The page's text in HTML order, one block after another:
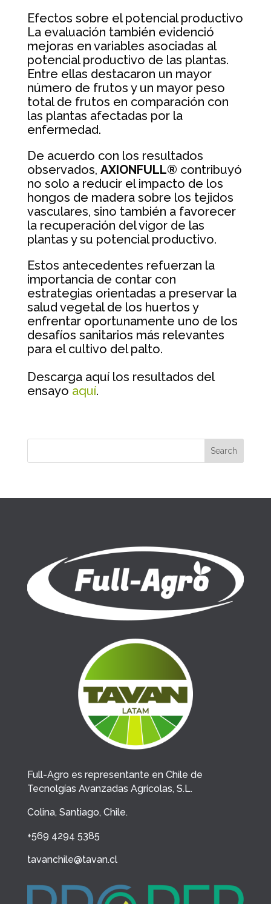
Efectos sobre el potencial productivo
La evaluación también evidenció
mejoras en variables asociadas al
potencial productivo de las plantas.
Entre ellas destacaron un mayor
número de frutos y un mayor peso
total de frutos en comparación con
las plantas afectadas por la
enfermedad.
De acuerdo con los resultados
observados, AXIONFULL® contribuyó
no solo a reducir el impacto de los
hongos de madera sobre los tejidos
vasculares, sino también a favorecer
la recuperación del vigor de las
plantas y su potencial productivo.
Estos antecedentes refuerzan la
importancia de contar con
estrategias orientadas a preservar la
salud vegetal de los huertos y
enfrentar oportunamente uno de los
desafíos sanitarios más relevantes
para el cultivo del palto.
Descarga aquí los resultados del
ensayo aquí.
Full-Agro es representante en Chile de
Tecnolgías Avanzadas Agrícolas, S.L.
Colina, Santiago, Chile.
+569 4294 5385
tavanchile@tavan.cl